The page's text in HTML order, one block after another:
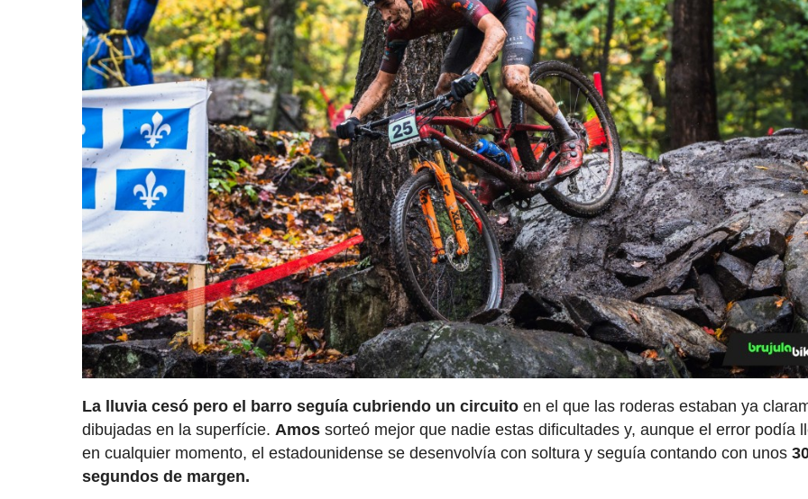
La lluvia cesó pero el barro seguía cubriendo un circuito en el que las roderas estaban ya
dibujadas en la superfície.Amos sorteó mejor que nadie estas dificultades y, aunque el error podía
en cualquier momento, el estadounidense se desenvolvía con soltura y seguía contando con unos
segundos de margen.